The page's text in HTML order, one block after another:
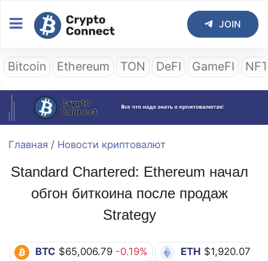
JOIN
Bitcoin Ethereum TON DeFI GameFI
Главная / Новости криптовалют
Standard Chartered: Ethereum начал
обгон биткоина после продаж
Strategy
BTC $65,006.79 -0.19% ETH $1,920.07